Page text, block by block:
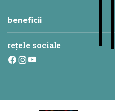
beneficii
rețele sociale